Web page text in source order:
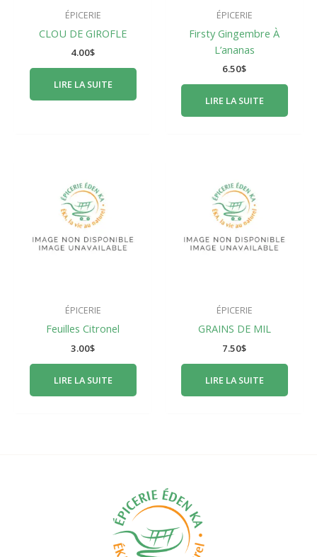
ÉPICERIE
CLOU DE GIROFLE
4.00$
LIRE LA SUITE
ÉPICERIE
Firsty Gingembre À
L’ananas
6.50$
LIRE LA SUITE
ÉPICERIE
Feuilles Citronel
3.00$
LIRE LA SUITE
ÉPICERIE
GRAINS DE MIL
7.50$
LIRE LA SUITE